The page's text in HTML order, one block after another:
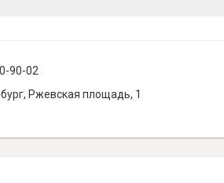
90-02
Ржевская площадь, 1